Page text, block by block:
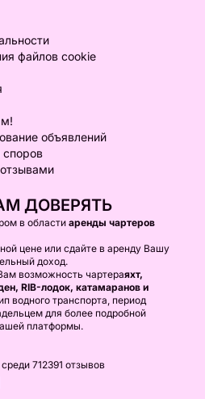
файлов cookie
объявлений
ДОВЕРЯТЬ
в области аренды чартеров
цене или сдайте в аренду Вашу
доход.
возможность чартераяхт,
RIB-лодок, катамаранов и
водного транспорта, период
для более подробной
платформы.
712391 отзывов